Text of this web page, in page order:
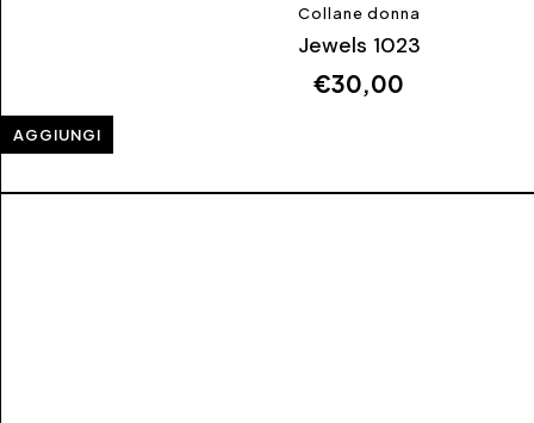
Collane donna
Jewels 1023
€30,00
AGGIUNGI